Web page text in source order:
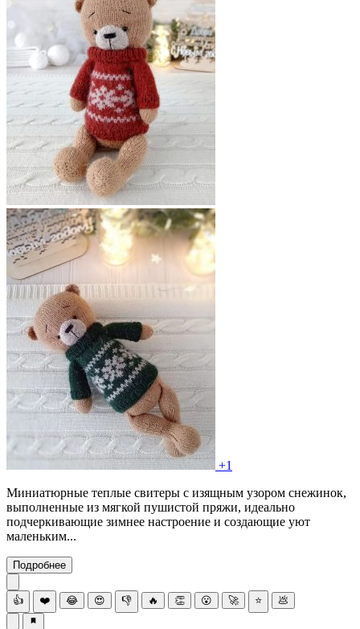
+1
Миниатюрные теплые свитеры с изящным узором снежинок,
выполненные из мягкой пушистой пряжи, идеально
подчеркивающие зимнее настроение и создающие уют
маленьким...
Подробнее
👍 ❤️ 😂 😍 👎 🔥 👏 😮 🚀 ⭐ 💩